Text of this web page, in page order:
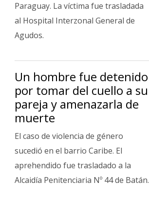
Paraguay. La víctima fue trasladada
al Hospital Interzonal General de
Agudos.
Un hombre fue detenido
por tomar del cuello a su
pareja y amenazarla de
muerte
El caso de violencia de género
sucedió en el barrio Caribe. El
aprehendido fue trasladado a la
Alcaidía Penitenciaria Nº 44 de Batán.